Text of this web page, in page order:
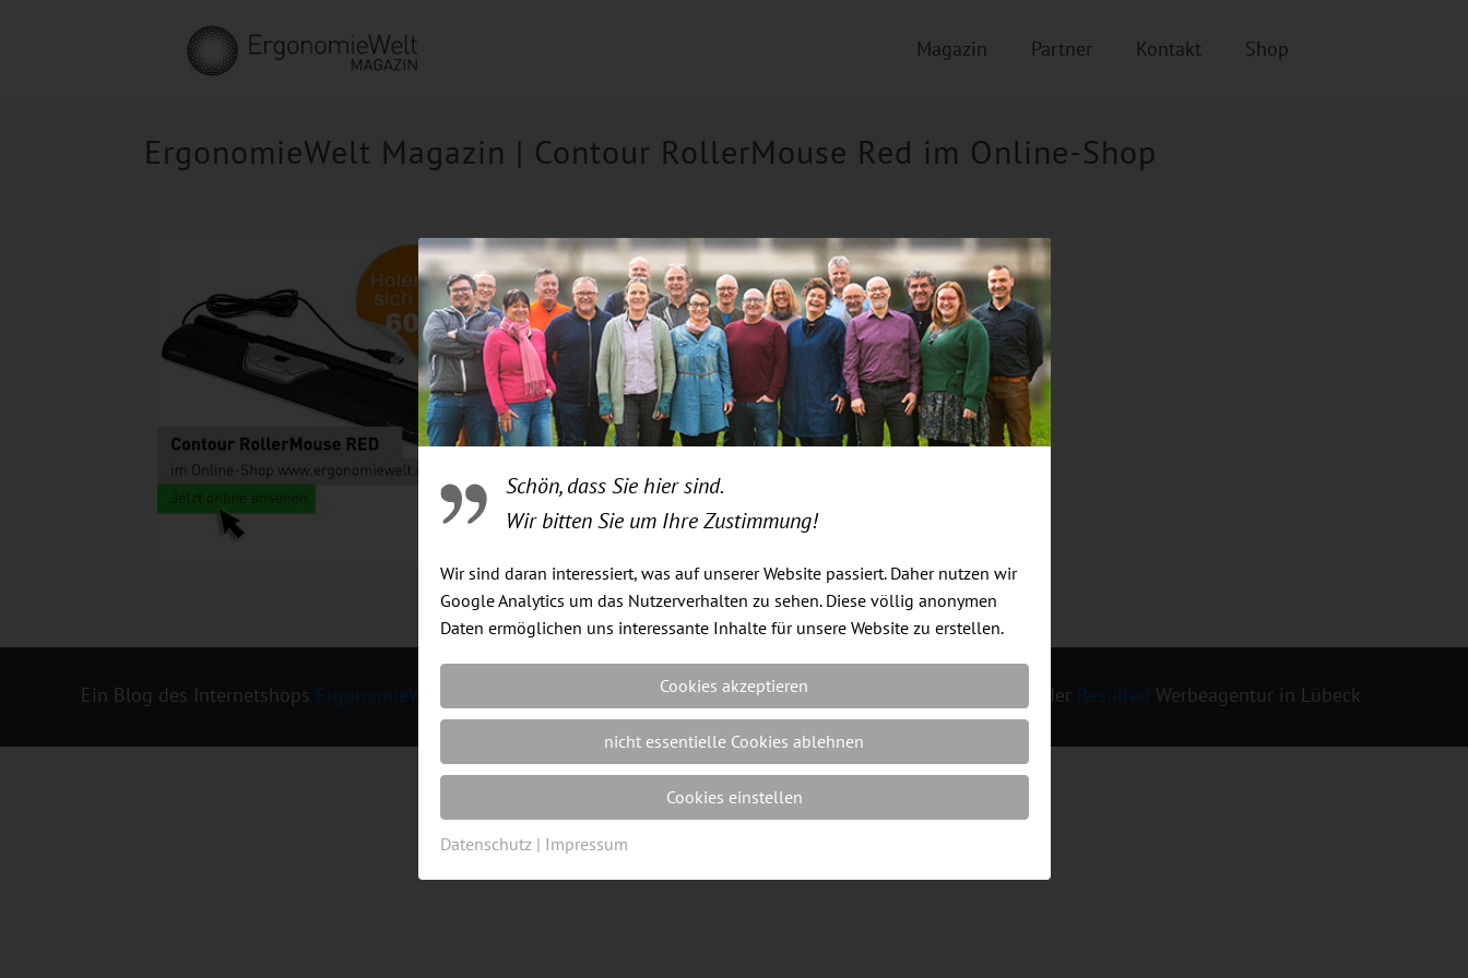
Magazin Partner Kontakt Shop
ErgonomieWelt Magazin | Contour RollerMouse Red im Online-Shop
Ein Blog des Internetshops ErgonomieWelt.de Datenschutz|Cookie Einstellungen | Webdesign von der Resulted Werbeagentur in Lübeck
Schön, dass Sie hier sind.
Wir bitten Sie um Ihre Zustimmung!
Wir sind daran interessiert, was auf unserer Website passiert. Daher nutzen wir
Google Analytics um das Nutzerverhalten zu sehen. Diese völlig anonymen
Daten ermöglichen uns interessante Inhalte für unsere Website zu erstellen.
Cookies akzeptieren
nicht essentielle Cookies ablehnen
Cookies einstellen
Datenschutz| Impressum